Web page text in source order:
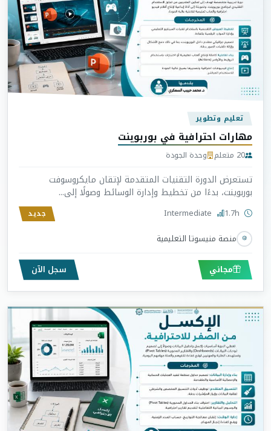
تعليم وتطوير
مهارات احترافية في بوربوينت
20 متعلم وحدة الجودة
تستعرض الدورة التقنيات المتقدمة لإتقان مايكروسوفت
بوربوينت، بدءًا من تخطيط وإدارة الوسائط وصولًا إلى...
جديد
منصة منيسوتا التعليمية
مجاني سجل الآن